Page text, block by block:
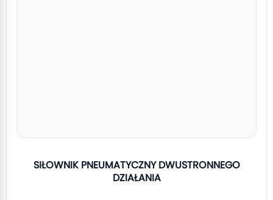
SIŁOWNIK PNEUMATYCZNY DWUSTRONNEGO
DZIAŁANIA